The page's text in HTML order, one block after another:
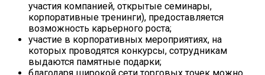
участия компанией, открытые семинары,
корпоративные тренинги), предоставляется
возможность карьерного роста;
участие в корпоративных мероприятиях, на
которых проводятся конкурсы, сотрудникам
выдаются памятные подарки;